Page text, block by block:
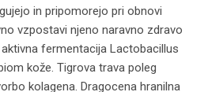
in pripomorejo pri obnovi
vzpostavi njeno naravno zdravo
fermentacija Lactobacillus
kože. Tigrova trava poleg
kolagena. Dragocena hranilna